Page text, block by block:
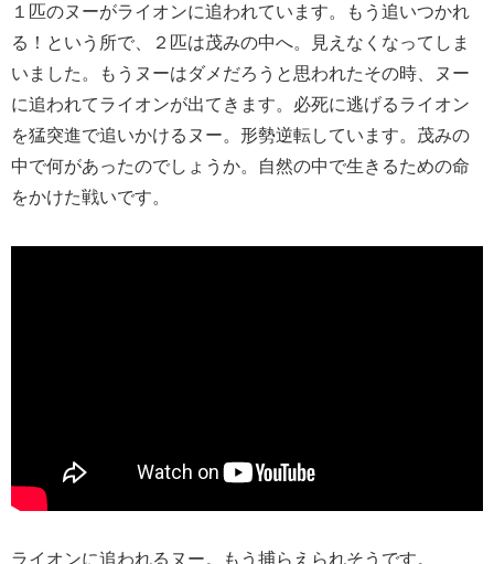
１匹のヌーがライオンに追われています。もう追いつかれ
る！という所で、２匹は茂みの中へ。見えなくなってしま
いました。もうヌーはダメだろうと思われたその時、ヌー
に追われてライオンが出てきます。必死に逃げるライオン
を猛突進で追いかけるヌー。形勢逆転しています。茂みの
中で何があったのでしょうか。自然の中で生きるための命
をかけた戦いです。
ライオンに追われるヌー。もう捕らえられそうです。